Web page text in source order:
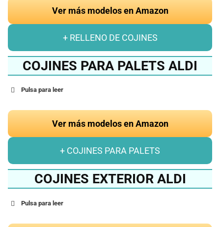
Ver más modelos en Amazon
+ RELLENO DE COJINES
COJINES PARA PALETS ALDI
Pulsa para leer
Ver más modelos en Amazon
+ COJINES PARA PALETS
COJINES EXTERIOR ALDI
Pulsa para leer